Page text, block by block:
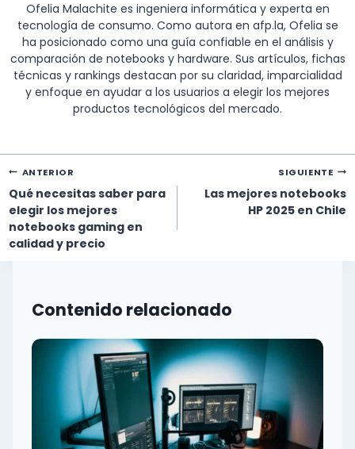
Ofelia Malachite es ingeniera informática y experta en
tecnología de consumo. Como autora en afp.la, Ofelia se
ha posicionado como una guía confiable en el análisis y
comparación de notebooks y hardware. Sus artículos, fichas
técnicas y rankings destacan por su claridad, imparcialidad
y enfoque en ayudar a los usuarios a elegir los mejores
productos tecnológicos del mercado.
Navegación
de
entradas
ANTERIOR
Qué necesitas saber para
elegir los mejores
notebooks gaming en
calidad y precio
SIGUIENTE
Las mejores notebooks
HP 2025 en Chile
Contenido relacionado